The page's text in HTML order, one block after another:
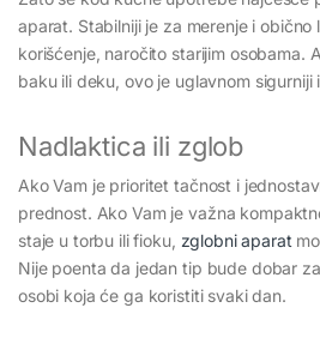
aparat. Stabilniji je za merenje i obično
korišćenje, naročito starijim osobama.
baku ili deku, ovo je uglavnom sigurniji
Nadlaktica ili zglob
Ako Vam je prioritet tačnost i
prednost. Ako Vam je važna
staje u torbu ili fioku, zglobni aparat
Nije poenta da jedan tip bude dobar
osobi koja će ga koristiti svaki dan.